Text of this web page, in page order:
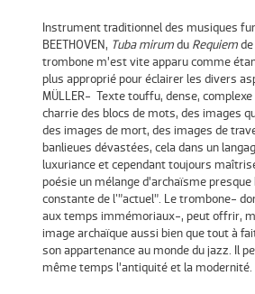
Instrument traditionnel des musiques
BEETHOVEN, Tuba mirumdu Requiemde
trombone m’est vite apparu comme
plus approprié pour éclairer les divers
MÜLLER- Texte touffu, dense,
charrie des blocs de mots, des images
des images de mort, des images de
banlieues dévastées, cela dans un
luxuriance et cependant toujours
poésie un mélange d’archaïsme
constante de l'”actuel”. Le trombone-
aux temps immémoriaux-, peut offrir,
image archaïque aussi bien que tout à
son appartenance au monde du jazz. Il
même temps l’antiquité et la modernité.